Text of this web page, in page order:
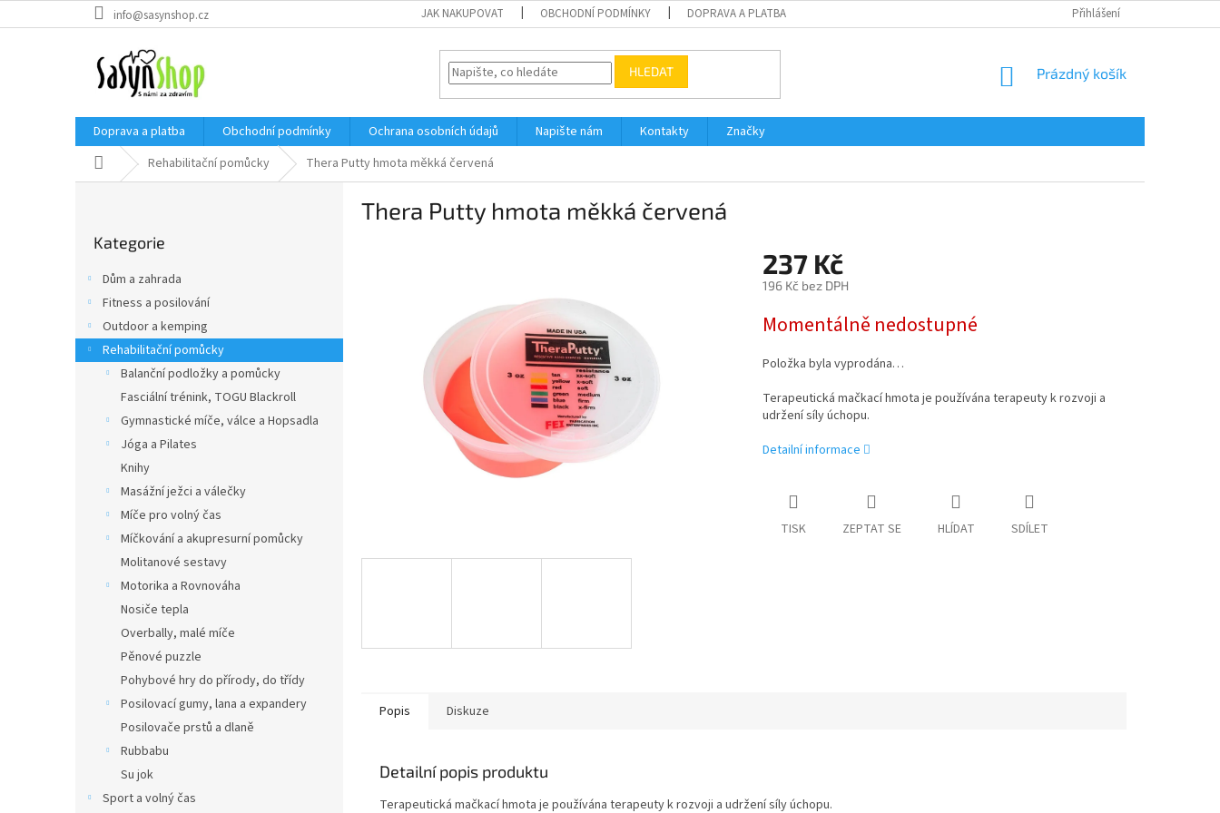
na
info@sasynshop.cz JAK NAKUPOVAT OBCHODNÍ PODMÍNKY DOPRAVA A PLATBA Přihlášení
HLEDAT
NÁKUPNÍ
Prázdný košík
Doprava a platba Obchodní podmínky Ochrana osobních údajů Napište nám Kontakty
Značky
Domů Rehabilitační pomůcky Thera Putty hmota měkká červená
kategorie
Kategorie
Dům a zahrada
Fitness a posilování
Outdoor a kemping
Rehabilitační pomůcky
Balanční podložky a pomůcky
Fasciální trénink, TOGU Blackroll
Gymnastické míče, válce a Hopsadla
Jóga a Pilates
Knihy
Masážní ježci a válečky
Míče pro volný čas
Míčkování a akupresurní pomůcky
Molitanové sestavy
Motorika a Rovnováha
Nosiče tepla
Overbally, malé míče
Pěnové puzzle
Pohybové hry do přírody, do třídy
Posilovací gumy, lana a expandery
Posilovače prstů a dlaně
Rubbabu
Su jok
Sport a volný čas
Thera Putty hmota měkká červená
237 Kč
196 Kč bez DPH
cena:
Momentálně nedostupné
Položka byla vyprodána…
Terapeutická mačkací hmota je používána terapeuty k rozvoji a
udržení síly úchopu.
Detailní informace
TISK ZEPTAT SE HLÍDAT SDÍLET
Popis Diskuze
Detailní popis produktu
Terapeutická mačkací hmota je používána terapeuty k rozvoji a udržení síly úchopu.